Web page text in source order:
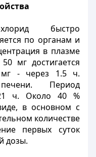
быстро
по органам и
в плазме
мг достигается
- через 1.5 ч.
Период
ч. Около 40 %
в основном с
количестве
первых суток
дозы.